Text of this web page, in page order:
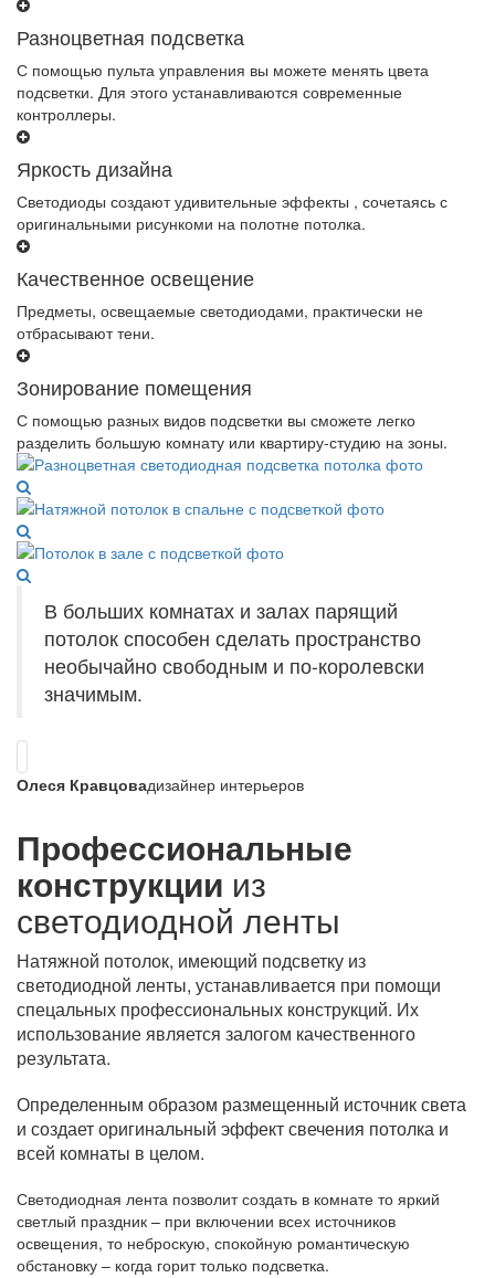
Разноцветная подсветка
С помощью пульта управления вы можете менять цвета
подсветки. Для этого устанавливаются современные
контроллеры.
Яркость дизайна
Светодиоды создают удивительные эффекты , сочетаясь с
оригинальными рисункоми на полотне потолка.
Качественное освещение
Предметы, освещаемые светодиодами, практически не
отбрасывают тени.
Зонирование помещения
С помощью разных видов подсветки вы сможете легко
разделить большую комнату или квартиру-студию на зоны.
В больших комнатах и залах парящий
потолок способен сделать пространство
необычайно свободным и по-королевски
значимым.
Олеся Кравцовадизайнер интерьеров
Профессиональные
конструкции из
светодиодной ленты
Натяжной потолок, имеющий подсветку из
светодиодной ленты, устанавливается при помощи
спецальных профессиональных конструкций. Их
использование является залогом качественного
результата.
Определенным образом размещенный источник света
и создает оригинальный эффект свечения потолка и
всей комнаты в целом.
Светодиодная лента позволит создать в комнате то яркий
светлый праздник – при включении всех источников
освещения, то неброскую, спокойную романтическую
обстановку – когда горит только подсветка.